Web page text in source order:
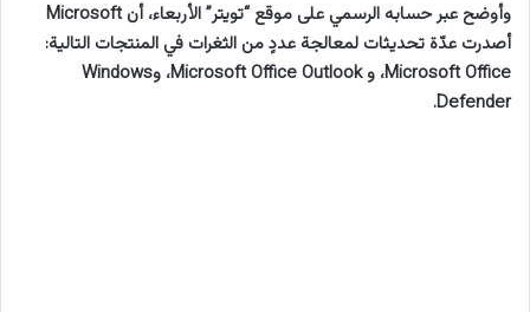
وأوضح عبر حسابه الرسمي على موقع “تويتر” الأربعاء، أن Microsoft
أصدرت عدّة تحديثات لمعالجة عددٍ من الثغرات في المنتجات التالية:
Microsoft Office، و Microsoft Office Outlook، وWindows
Defender.